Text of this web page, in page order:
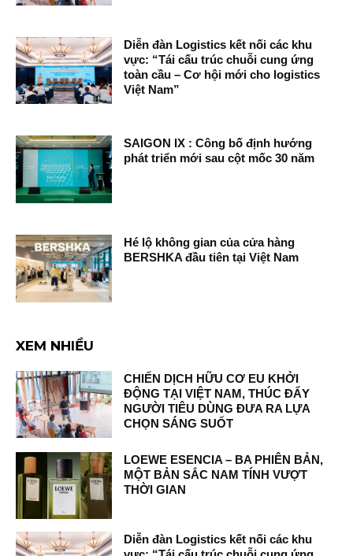
Diễn đàn Logistics kết nối các khu
vực: “Tái cấu trúc chuỗi cung ứng
toàn cầu – Cơ hội mới cho logistics
Việt Nam”
SAIGON IX : Công bố định hướng
phát triển mới sau cột mốc 30 năm
Hé lộ không gian của cửa hàng
BERSHKA đầu tiên tại Việt Nam
XEM NHIỀU
CHIẾN DỊCH HỮU CƠ EU KHỞI
ĐỘNG TẠI VIỆT NAM, THÚC ĐẨY
NGƯỜI TIÊU DÙNG ĐƯA RA LỰA
CHỌN SÁNG SUỐT
LOEWE ESENCIA – BA PHIÊN BẢN,
MỘT BẢN SẮC NAM TÍNH VƯỢT
THỜI GIAN
Diễn đàn Logistics kết nối các khu